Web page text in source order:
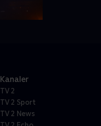
Kanaler
TV 2
TV 2 Sport
TV 2 News